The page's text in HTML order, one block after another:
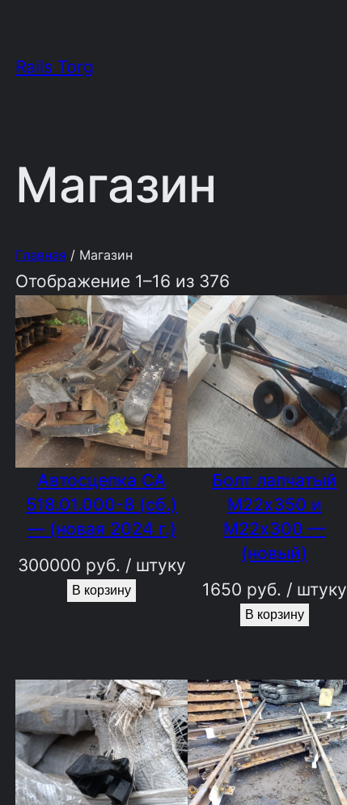
Rails Torg
Магазин
Главная / Магазин
Отображение 1–16 из 376
Автосцепка СА
518.01.000-8 (сб.)
— (новая 2024 г.)
300000 руб. / штуку
В корзину
Болт лапчатый
М22х350 и
М22х300 —
(новый)
1650 руб. / штуку
В корзину